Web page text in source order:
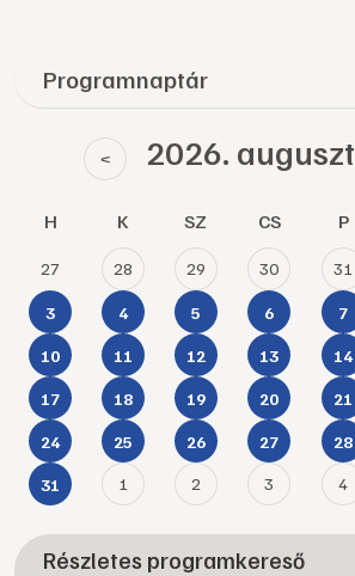
Programnaptár
< 2026.
H K SZ CS P
27 28 29 30 31
3 4 5 6 7
10 11 12 13 14
17 18 19 20 21
24 25 26 27 28
31 1 2 3 4
Részletes programkereső